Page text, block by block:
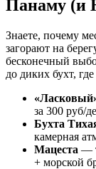
Панаму (и
Знаете, почему
загорают на
бесконечный
до диких бухт,
за 300 руб/
Бухта
камерная
Мацеста —
+ морской